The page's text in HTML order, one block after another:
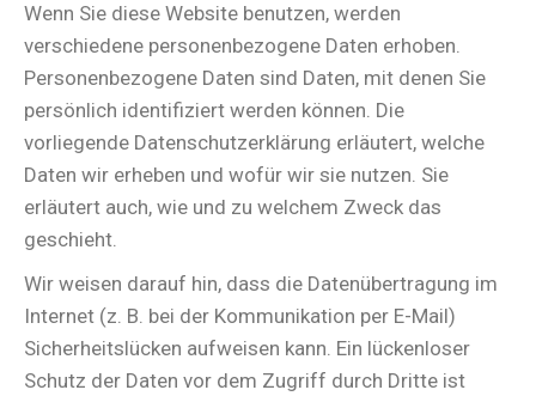
Wenn Sie diese Website benutzen, werden
verschiedene personenbezogene Daten erhoben.
Personenbezogene Daten sind Daten, mit denen Sie
persönlich identifiziert werden können. Die
vorliegende Datenschutzerklärung erläutert, welche
Daten wir erheben und wofür wir sie nutzen. Sie
erläutert auch, wie und zu welchem Zweck das
geschieht.
Wir weisen darauf hin, dass die Datenübertragung im
Internet (z. B. bei der Kommunikation per E-Mail)
Sicherheitslücken aufweisen kann. Ein lückenloser
Schutz der Daten vor dem Zugriff durch Dritte ist